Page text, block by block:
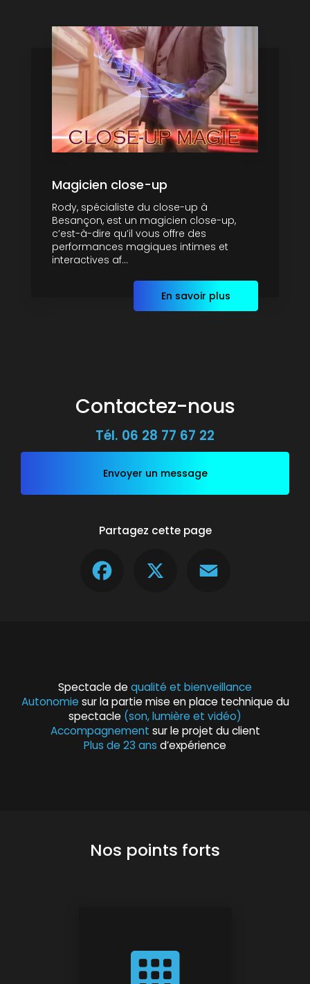
Magicien close-up
Rody, spécialiste du close-up à
Besançon, est un magicien close-up,
c’est-à-dire qu’il vous offre des
performances magiques intimes et
interactives af...
En savoir plus
Contactez-nous
Tél. 06 28 77 67 22
Envoyer un message
Partagez cette page
Spectacle dequalité et bienveillance
Autonomie sur la partie mise en place technique du
spectacle (son, lumière et vidéo)
Accompagnement sur le projet du client
Plus de 23 ans d’expérience
Nos points forts